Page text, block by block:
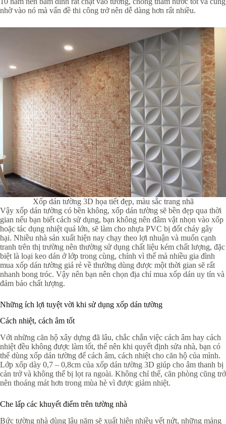
nhờ vào nó mà vấn đề thi công trở nên dễ dàng hơn rất nhiều.
Xốp dán tường 3D họa tiết đẹp, màu sắc trang nhã
Vậy xốp dán tường có bền không, xốp dán tường sẽ bền đẹp qua thời
gian nếu bạn biết cách sử dụng, bạn không nên đâm vật nhọn vào xốp
hoặc tác dụng nhiệt quá lớn, sẽ làm cho nhựa PVC bị đốt cháy gây
hại. Nhiều nhà sản xuất hiện nay chạy theo lợi nhuận và muốn cạnh
tranh trên thị trường nên thường sử dụng chất liệu kém chất lượng, đặc
biệt là loại keo dán ở lớp trong cùng, chính vì thế mà nhiều gia đình
mua xốp dán tường giá rẻ về thường dùng được một thời gian sẽ rất
nhanh bong tróc. Vậy nên bạn nên chọn địa chỉ mua xốp dán uy tín và
đảm bảo chất lượng.
Những ích lợi tuyệt vời khi sử dụng xốp dán tường
Cách nhiệt, cách âm tốt
Với những căn hộ xây dựng đã lâu, chắc chắn việc cách âm hay cách
nhiệt đều không được làm tốt, thế nên khi quyết định sửa nhà, bạn có
thể dùng xốp dán tường để cách âm, cách nhiệt cho căn hộ của mình.
Lớp xốp dày 0,7 – 0,8cm của xốp dán tường 3D giúp cho âm thanh bị
cản trở và không thể bị lọt ra ngoài. Không chỉ thế, căn phòng cũng trở
nên thoáng mát hơn trong mùa hè vì được giảm nhiệt.
Che lấp các khuyết điểm trên tường nhà
Bức tường nhà dùng lâu năm sẽ xuất hiện nhiều vết nứt, những mảng